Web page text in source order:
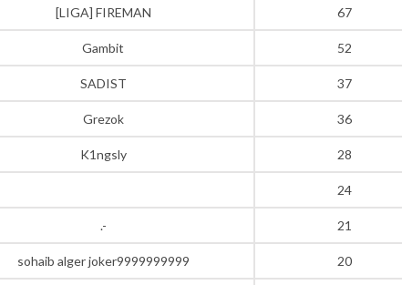
[LIGA] FIREMAN 67
Gambit 52
SADIST 37
Grezok 36
K1ngsly 28
24
.- 21
sohaib alger joker9999999999 20